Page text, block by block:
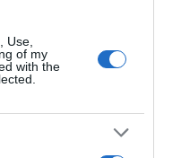
Use,
of my
with the